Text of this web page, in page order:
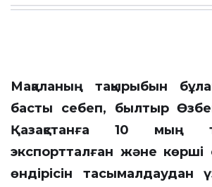
Мақаланың тақырыбын
басты себеп, былтыр
Қазақстанға 10 мың
экспортталған және көрші
өндірісін тасымалдаудан